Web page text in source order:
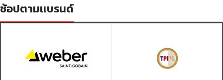
ช้อปตามเเบรนด์